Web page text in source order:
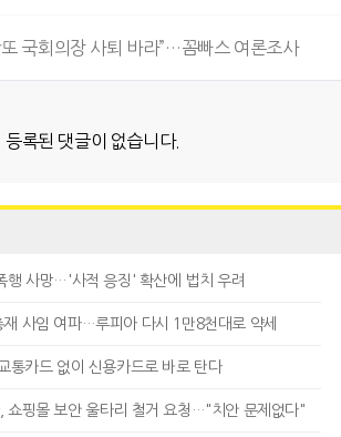
국회의장 사퇴 바라”…꼼빠스 여론조사
등록된 댓글이 없습니다.
행 사망…'사적 응징' 확산에 법치 우려
재 사임 여파…루피아 다시 1만8천대로 약세
통카드 없이 신용카드로 바로 탄다
쇼핑몰 보안 울타리 철거 요청…"치안 문제없다"